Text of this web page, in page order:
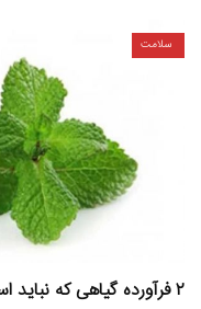
سلامت
۲ فرآورده گیاهی که نباید استفاده شود